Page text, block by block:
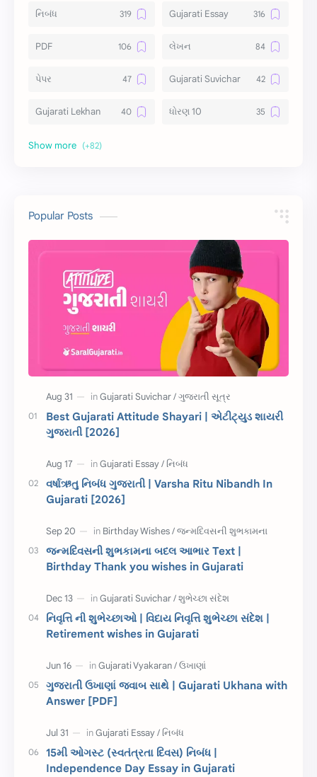
નિબંધ Gujarati Essay
PDF લેખન
પેપર Gujarati Suvichar
Gujarati Lekhan ધોરણ 10
અર્થ વિસ્તાર
10 વાક્યો
સુવિચાર Gujarati Vyakaran
આરતી
અહેવાલ લેખન શુભેચ્છા સંદેશ
ગુજરાતી શબ્દો
ધોરણ 5 માહિતી
ગુજરાતી સૂત્ર
ચાલીસા
દિવાળી સમાનાર્થી શબ્દો
સ્પીચ ગુજરાતી
રક્ષાબંધન 26 જાન્યુઆરી
જાણવા જેવું ધોરણ 8
શિક્ષક દિવસ ઉત્તરાયણ
કહેવતો Birthday Wishes
Gujarati Slogans Gujarati Speech
ગુજરાતી વ્યાકરણ
જ્ઞાન સાધના પરીક્ષા Lekhan
Merit List ગુજરાતી વાર્તા
Popular Posts
Best Gujarati Attitude Shayari | એટીટ્યુડ શાયરી
ગુજરાતી [2026]
વર્ષાઋતુ નિબંધ ગુજરાતી | Varsha Ritu Nibandh In
Gujarati [2026]
જન્મદિવસની શુભકામના બદલ આભાર Text |
Birthday Thank you wishes in Gujarati
નિવૃત્તિ ની શુભેચ્છાઓ | વિદાય નિવૃત્તિ શુભેચ્છા સંદેશ |
Retirement wishes in Gujarati
ગુજરાતી ઉખાણાં જવાબ સાથે | Gujarati Ukhana with
Answer [PDF]
15મી ઓગસ્ટ (સ્વતંત્રતા દિવસ) નિબંધ |
Independence Day Essay in Gujarati